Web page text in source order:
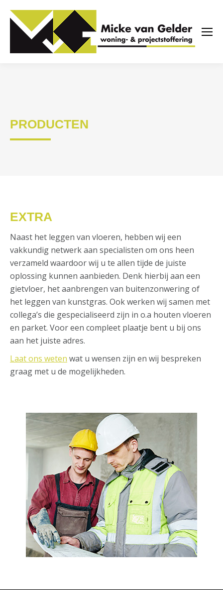
PRODUCTEN
EXTRA
Naast het leggen van vloeren, hebben wij een
vakkundig netwerk aan specialisten om ons heen
verzameld waardoor wij u te allen tijde de juiste
oplossing kunnen aanbieden. Denk hierbij aan een
gietvloer, het aanbrengen van buitenzonwering of
het leggen van kunstgras. Ook werken wij samen met
collega’s die gespecialiseerd zijn in o.a houten vloeren
en parket. Voor een compleet plaatje bent u bij ons
aan het juiste adres.
Laat ons weten wat u wensen zijn en wij bespreken
graag met u de mogelijkheden.